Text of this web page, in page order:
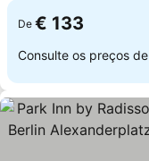
De € 133
Consulte os preços de